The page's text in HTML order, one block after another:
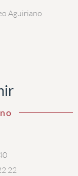
Aguiriano
22